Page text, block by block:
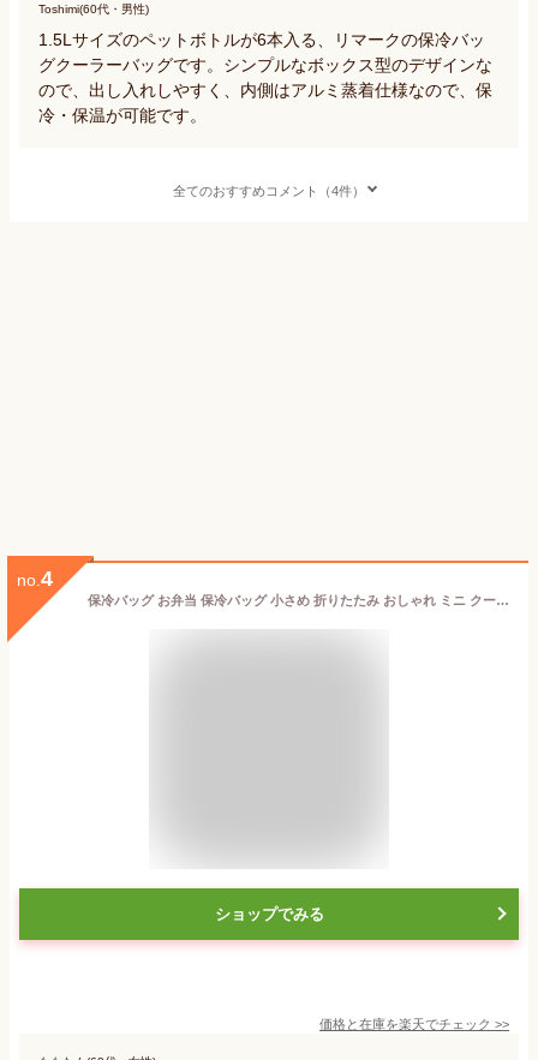
Toshimi(60代・男性)
1.5Lサイズのペットボトルが6本入る、リマークの保冷バッ
グクーラーバッグです。シンプルなボックス型のデザインな
ので、出し入れしやすく、内側はアルミ蒸着仕様なので、保
冷・保温が可能です。
全てのおすすめコメント（4件）
no. 4
保冷バッグ お弁当 保冷バッグ 小さめ 折りたたみ おしゃれ ミニ クーラーバッグ ランチバッグ BONTE 5リットル 500ml ペットボトル 6本分 お弁当袋 ランチバッグ レディース メンズ クーラーボックス 小型
ショップでみる
価格と在庫を楽天でチェック >>